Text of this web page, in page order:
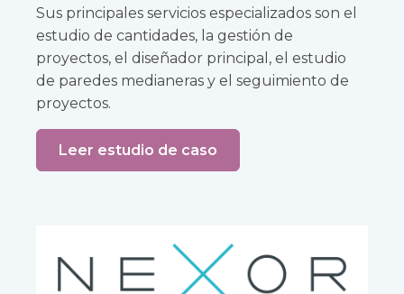
Sus principales servicios especializados son el
estudio de cantidades, la gestión de
proyectos, el diseñador principal, el estudio
de paredes medianeras y el seguimiento de
proyectos.
Leer estudio de caso